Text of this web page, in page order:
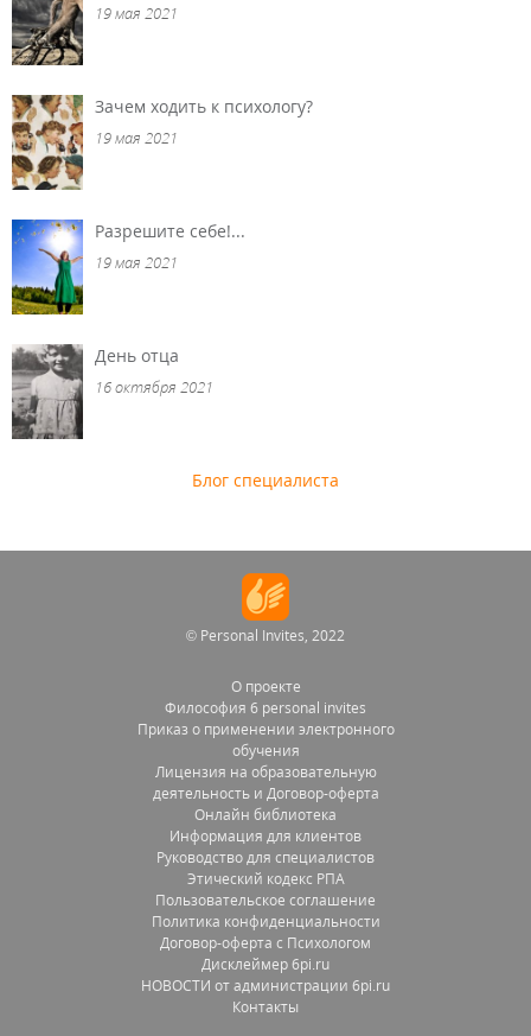
19 мая 2021
Зачем ходить к психологу?
19 мая 2021
Разрешите себе!...
19 мая 2021
День отца
16 октября 2021
Блог специалиста
© Personal Invites, 2022
О проекте
Философия 6 personal invites
Приказ о применении электронного
обучения
Лицензия на образовательную
деятельность и Договор-оферта
Онлайн библиотека
Информация для клиентов
Руководство для специалистов
Этический кодекс РПА
Пользовательское соглашение
Политика конфиденциальности
Договор-оферта с Психологом
Дисклеймер 6pi.ru
НОВОСТИ от администрации 6pi.ru
Контакты